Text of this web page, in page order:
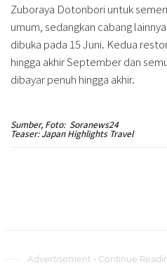
Zuboraya Dotonbori untuk
umum, sedangkan cabang
dibuka pada 15 Juni. Kedua
hingga akhir September dan
dibayar penuh hingga akhir.
Sumber, Foto: Soranews24
Teaser: Japan Highlights Travel
Advertisement - Continue